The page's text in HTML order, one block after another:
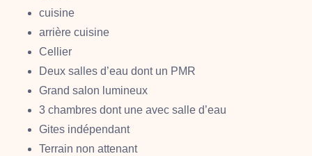
cuisine
arrière cuisine
Cellier
Deux salles d’eau dont un PMR
Grand salon lumineux
3 chambres dont une avec salle d’eau
Gites indépendant
Terrain non attenant